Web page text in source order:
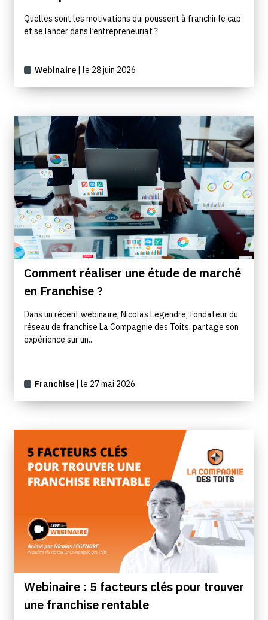
Quelles sont les motivations qui poussent à franchir le cap
et se lancer dans l’entrepreneuriat ?
Webinaire | le 28 juin 2026
Comment réaliser une étude de marché
en Franchise ?
Dans un récent webinaire, Nicolas Legendre, fondateur du
réseau de franchise La Compagnie des Toits, partage son
expérience sur un...
Franchise | le 27 mai 2026
Webinaire : 5 facteurs clés pour trouver
une franchise rentable